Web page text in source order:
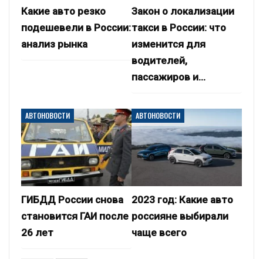
Какие авто резко
подешевели в России:
анализ рынка
Закон о локализации
такси в России: что
изменится для
водителей,
пассажиров и…
АВТОНОВОСТИ
ГИБДД России снова
становится ГАИ после
26 лет
АВТОНОВОСТИ
2023 год: Какие авто
россияне выбирали
чаще всего